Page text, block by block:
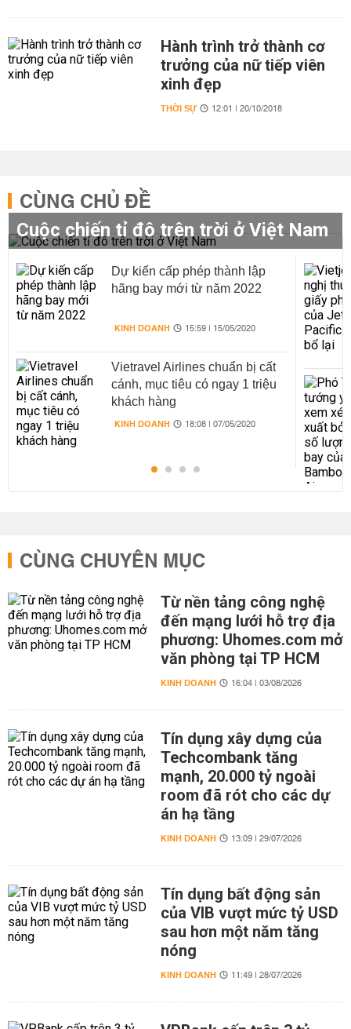
Hành trình trở thành cơ
trưởng của nữ tiếp viên
xinh đẹp
THỜI SỰ 12:01 | 20/10/2018
CÙNG CHỦ ĐỀ
Cuộc chiến tỉ đô trên trời ở Việt Nam
Dự kiến cấp phép thành lập
hãng bay mới từ năm 2022
KINH DOANH 15:59 | 15/05/2020
Vietravel Airlines chuẩn bị cất
cánh, mục tiêu có ngay 1 triệu
khách hàng
KINH DOANH 18:08 | 07/05/2020
CÙNG CHUYÊN MỤC
Từ nền tảng công nghệ
đến mạng lưới hỗ trợ địa
phương: Uhomes.com mở
văn phòng tại TP HCM
KINH DOANH 16:04 | 03/08/2026
Tín dụng xây dựng của
Techcombank tăng
mạnh, 20.000 tỷ ngoài
room đã rót cho các dự
án hạ tầng
KINH DOANH 13:09 | 29/07/2026
Tín dụng bất động sản
của VIB vượt mức tỷ USD
sau hơn một năm tăng
nóng
KINH DOANH 11:49 | 28/07/2026